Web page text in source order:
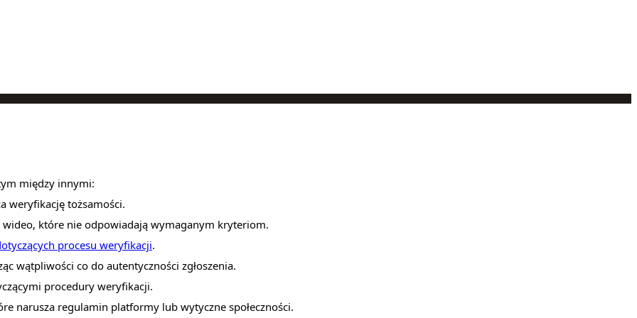
między innymi:
weryfikację tożsamości.
które nie odpowiadają wymaganym kryteriom.
procesu weryfikacji.
wątpliwości co do autentyczności zgłoszenia.
procedury weryfikacji.
narusza regulamin platformy lub wytyczne społeczności.